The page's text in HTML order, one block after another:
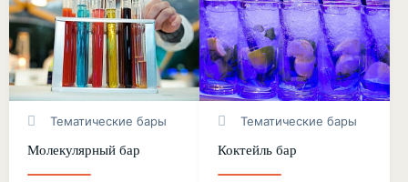
Тематические бары
Молекулярный бар
Тематические бары
Коктейль бар